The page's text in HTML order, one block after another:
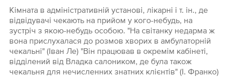
Кімната в адміністративній установі, лікарні і т. ін., де
відвідувачі чекають на прийом у кого-небудь, на
зустріч з якою-небудь особою. "На світанку недарма ж
вона прислухалася до розмов хворих в амбулаторній
чекальні" (Іван Ле) "Він працював в окремім кабінеті,
відділений від Владка салоником, де була також
чекальня для нечисленних знатних клієнтів" (І. Франко)